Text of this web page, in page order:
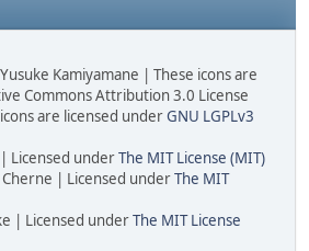
Kamiyamane | These icons are
Commons Attribution 3.0 License
are licensed underGNU LGPLv3
Licensed underThe MIT License (MIT)
| Licensed underThe MIT
| Licensed underThe MIT License